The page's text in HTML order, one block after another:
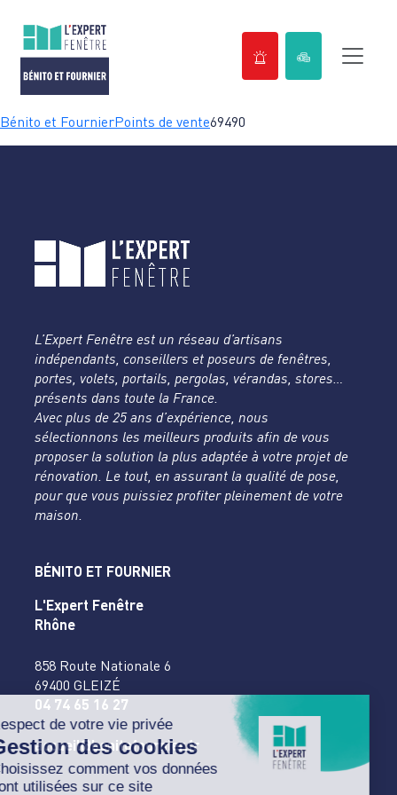
Passer
Bénito et FournierPoints de vente69490
L’Expert Fenêtre est un réseau d’artisans
indépendants, conseillers et poseurs de fenêtres,
portes, volets, portails, pergolas, vérandas, stores…
présents dans toute la France.
Avec plus de 25 ans d’expérience, nous
sélectionnons les meilleurs produits afin de vous
proposer la solution la plus adaptée à votre projet de
rénovation. Le tout, en assurant la qualité de pose,
pour que vous puissiez profiter pleinement de votre
maison.
BÉNITO ET FOURNIER
L'Expert Fenêtre
Rhône
858 Route Nationale 6
69400 GLEIZÉ
04 74 65 16 27
accueil@benitofournier.fr